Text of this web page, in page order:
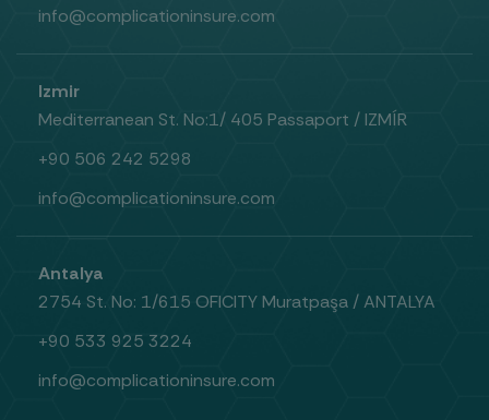
info@complicationinsure.com
Izmir
Mediterranean St. No:1/ 405 Passaport / IZMÍR
+90 506 242 5298
info@complicationinsure.com
Antalya
2754 St. No: 1/615 OFICITY Muratpaşa / ANTALYA
+90 533 925 3224
info@complicationinsure.com